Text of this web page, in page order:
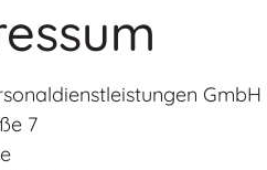
GmbH
7